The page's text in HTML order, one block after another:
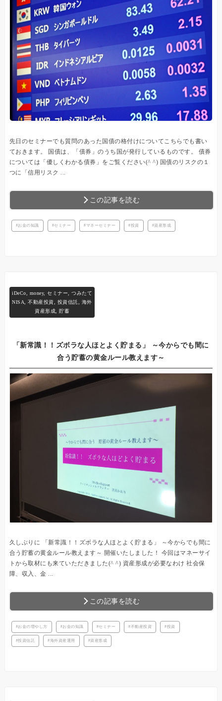
先日のセミナーでも質問のあった国債の格付けについてこちらでも書い
ておきます。 国債は、「債券」のうち国が発行しているものです。 債券
については「優しくわかる債券」をご覧ください(^ ^) 国債のリスクの１
つに「信用リスク ...
この記事を読む
お金の知識 セミナー マネーセミナー 投資 資産形成
iDeCo money,セミナー ,つみたて
NISA
,不動産投資 投資信託
海外
資産形成
貯蓄
「新常識！！ズボラな人ほとよく貯まる」 ～今からでも間に
合う貯蓄の黄金ルール教えます～
久しぶりに 「新常識！！ズボラな人ほとよく貯まる」 ～今からでも間に
合う貯蓄の黄金ルール教えます～ 開催いたしました！ 今回はマネーサイ
トから取材にも来ていただきました(^ ^) 資産形成が必要なわけ 社会保
障、収入、金 ...
この記事を読む
お金の増やし方 お金の知識 セミナー 不動産投資 投資
投資信託 海外資産運用 資産形成